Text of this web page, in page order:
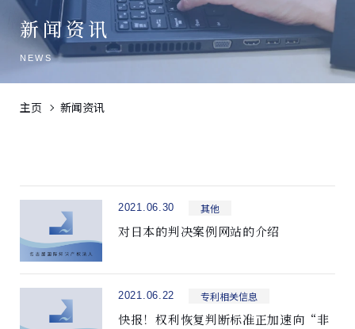
新闻资讯
NEWS
主页 新闻资讯
2021.06.30 其他
对日本的判决案例网站的介绍
2021.06.22 专利相关信息
快报！权利恢复判断标准正加速向“非